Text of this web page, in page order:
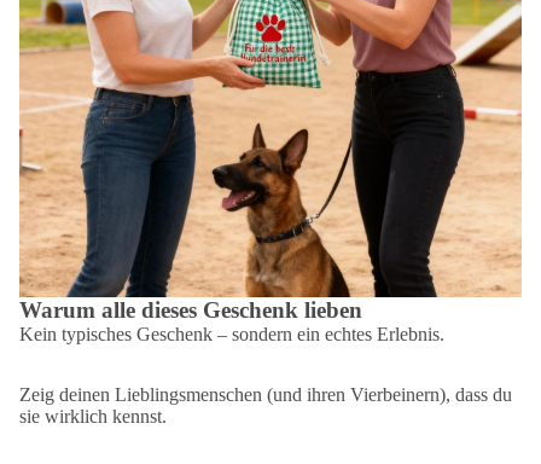
Warum alle dieses Geschenk lieben
Kein typisches Geschenk – sondern ein echtes Erlebnis.
Zeig deinen Lieblingsmenschen (und ihren Vierbeinern), dass du
sie wirklich kennst.